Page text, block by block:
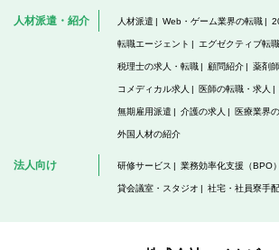
人材派遣・紹介 人材派遣 Web・ゲーム業界の転職
転職エージェント エグゼクティブ転職
税理士の求人・転職 顧問紹介 薬剤
コメディカル求人 医師の転職・求人
無期雇用派遣 介護の求人 医療業界
外国人材の紹介
法人向け 研修サービス 業務効率化支援（BPO）
貸会議室・スタジオ 社宅・社員寮手配